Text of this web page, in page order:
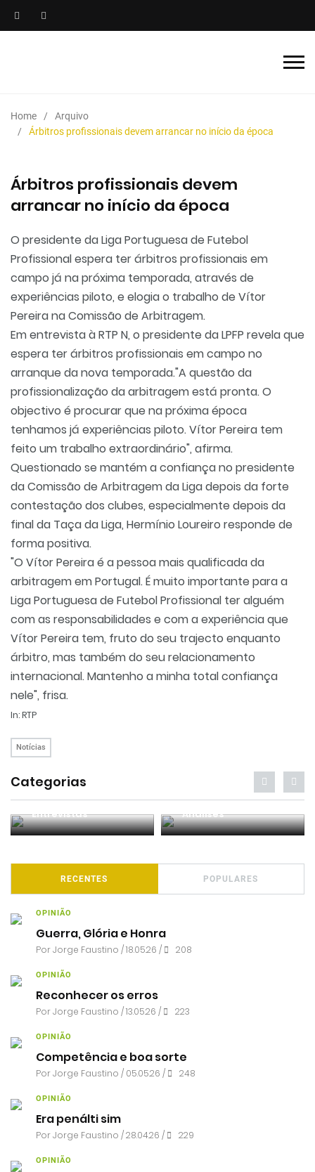
Home
Arquivo
Árbitros profissionais devem arrancar no início da época
Árbitros profissionais devem
arrancar no início da época
O presidente da Liga Portuguesa de Futebol
Profissional espera ter árbitros profissionais em
campo já na próxima temporada, através de
experiências piloto, e elogia o trabalho de Vítor
Pereira na Comissão de Arbitragem.
Em entrevista à RTP N, o presidente da LPFP revela que
espera ter árbitros profissionais em campo no
arranque da nova temporada."A questão da
profissionalização da arbitragem está pronta. O
objectivo é procurar que na próxima época
tenhamos já experiências piloto. Vítor Pereira tem
feito um trabalho extraordinário", afirma.
Questionado se mantém a confiança no presidente
da Comissão de Arbitragem da Liga depois da forte
contestação dos clubes, especialmente depois da
final da Taça da Liga, Hermínio Loureiro responde de
forma positiva.
"O Vítor Pereira é a pessoa mais qualificada da
arbitragem em Portugal. É muito importante para a
Liga Portuguesa de Futebol Profissional ter alguém
com as responsabilidades e com a experiência que
Vítor Pereira tem, fruto do seu trajecto enquanto
árbitro, mas também do seu relacionamento
internacional. Mantenho a minha total confiança
nele", frisa.
In: RTP
Notícias
Categorias
Entrevistas Análises
RECENTES POPULARES
OPINIÃO
Guerra, Glória e Honra
PorJorge Faustino / 18.05.26 / 208
OPINIÃO
Reconhecer os erros
PorJorge Faustino / 13.05.26 / 223
OPINIÃO
Competência e boa sorte
PorJorge Faustino / 05.05.26 / 248
OPINIÃO
Era penálti sim
PorJorge Faustino / 28.04.26 / 229
OPINIÃO